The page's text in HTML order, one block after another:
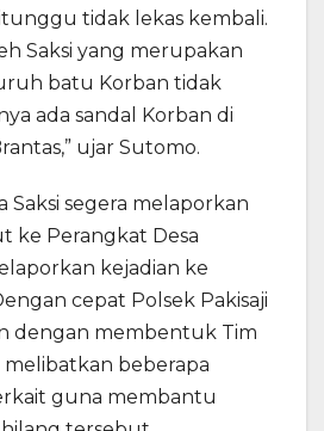
tidak lekas kembali.
Saksi yang merupakan
batu Korban tidak
ada sandal Korban di
ujar Sutomo.
Saksi segera melaporkan
ke Perangkat Desa
kejadian ke
cepat Polsek Pakisaji
dengan membentuk Tim
beberapa
guna membantu